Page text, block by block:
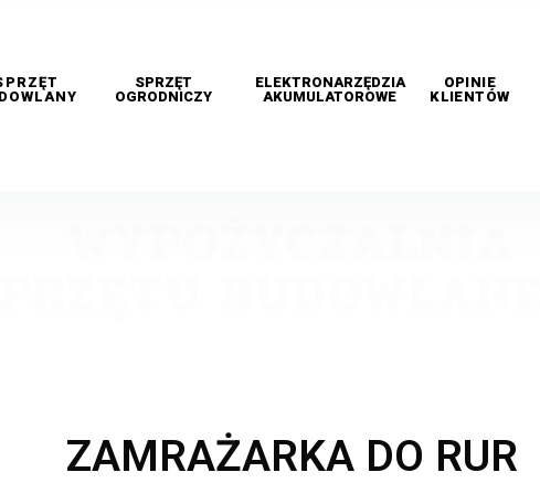
SPRZĘT
OGRODNICZY
ELEKTRONARZĘDZIA
AKUMULATOROWE
OPINIE
KLIENTÓW
ZAMRAŻARKA DO RUR